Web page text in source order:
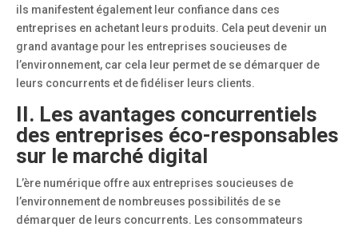
ils manifestent également leur confiance dans ces
entreprises en achetant leurs produits. Cela peut devenir un
grand avantage pour les entreprises soucieuses de
l’environnement, car cela leur permet de se démarquer de
leurs concurrents et de fidéliser leurs clients.
II. Les avantages concurrentiels
des entreprises éco-responsables
sur le marché digital
L’ère numérique offre aux entreprises soucieuses de
l’environnement de nombreuses possibilités de se
démarquer de leurs concurrents. Les consommateurs